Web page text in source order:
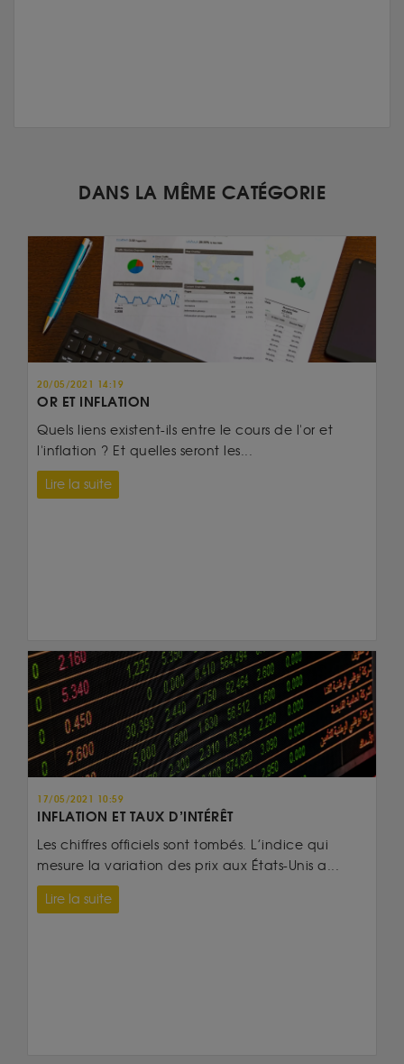
DANS LA MÊME CATÉGORIE
20/05/2021 14:19
OR ET INFLATION
Quels liens existent-ils entre le cours de l'or et
l'inflation ? Et quelles seront les...
Lire la suite
17/05/2021 10:59
INFLATION ET TAUX D’INTÉRÊT
Les chiffres officiels sont tombés. L’indice qui
mesure la variation des prix aux États-Unis a...
Lire la suite